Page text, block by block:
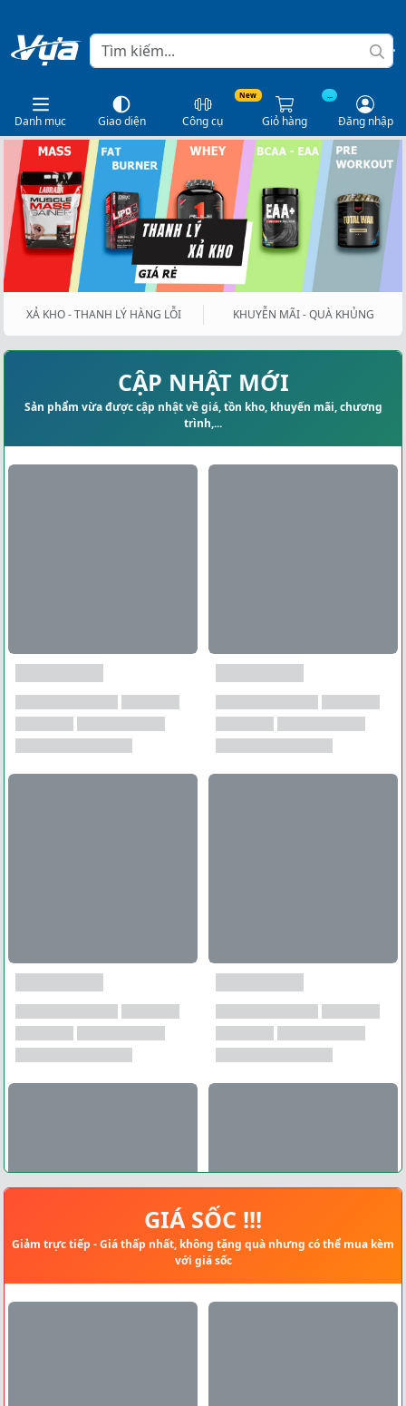
Danh mục Giao diện
New
Công cụ
...
Giỏ hàng Đăng nhập
XẢ KHO - THANH LÝ HÀNG LỖI KHUYỄN MÃI - QUÀ KHỦNG
CẬP NHẬT MỚI
Sản phẩm vừa được cập nhật về giá, tồn kho, khuyến mãi, chương
trình,...
GIÁ SỐC !!!
Giảm trực tiếp - Giá thấp nhất, không tặng quà nhưng có thể mua kèm
với giá sốc